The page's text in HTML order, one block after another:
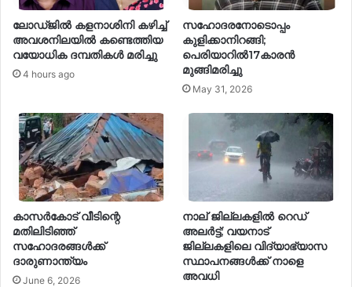
ലോഡ്ജിൽ കളനാശിനി കഴിച്ച്
അവശനിലയിൽ കണ്ടെത്തിയ
വയോധിക ദമ്പതികൾ മരിച്ചു
4 hours ago
സഹോദരനോടൊപ്പം
കുളിക്കാനിറങ്ങി;
പെരിയാറിൽ17കാരൻ
മുങ്ങിമരിച്ചു
May 31, 2026
കാസര്‍കോട് വീടിന്റെ
മതിലിടിഞ്ഞ്
സഹോദരങ്ങൾക്ക്
ദാരുണാന്ത്യം
June 6, 2026
നാല് ജില്ലകളിൽ റെഡ്
അലർട്ട്; വയനാട്
ജില്ലകളിലെ വിദ്യാഭ്യാസ
സ്ഥാപനങ്ങൾക്ക് നാളെ
അവധി